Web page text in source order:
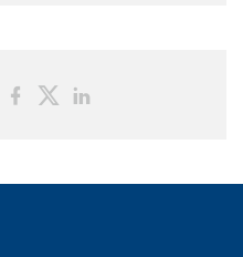
ShareShare